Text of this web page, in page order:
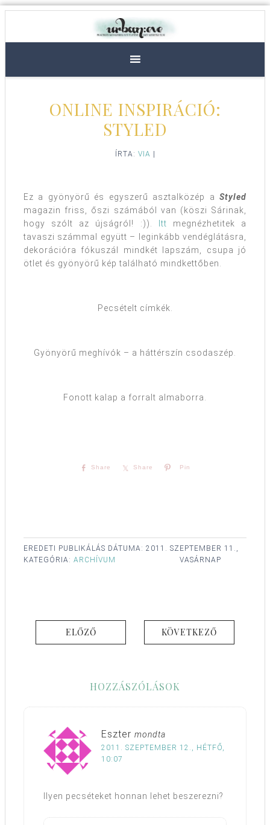
ONLINE INSPIRÁCIÓ:
STYLED
ÍRTA: VIA
Ez a gyönyörű és egyszerű asztalközép a Styled
magazin friss, őszi számából van (köszi Sárinak,
hogy szólt az újságról! :)).
Itt megnézhetitek a
tavaszi számmal együtt – leginkább vendéglátásra,
dekorációra fókuszál mindkét lapszám, csupa jó
ötlet és gyönyörű kép található mindkettőben.
Pecsételt címkék.
Gyönyörű meghívók – a háttérszín csodaszép.
Fonott kalap a forralt almaborra.
Share Share Pin
EREDETI PUBLIKÁLÁS DÁTUMA: 2011. SZEPTEMBER 11.,
VASÁRNAP
KATEGÓRIA: ARCHÍVUM
ELŐZŐ KÖVETKEZŐ
HOZZÁSZÓLÁSOK
Eszter mondta
2011. SZEPTEMBER 12., HÉTFŐ,
10:07
Ilyen pecséteket honnan lehet beszerezni?